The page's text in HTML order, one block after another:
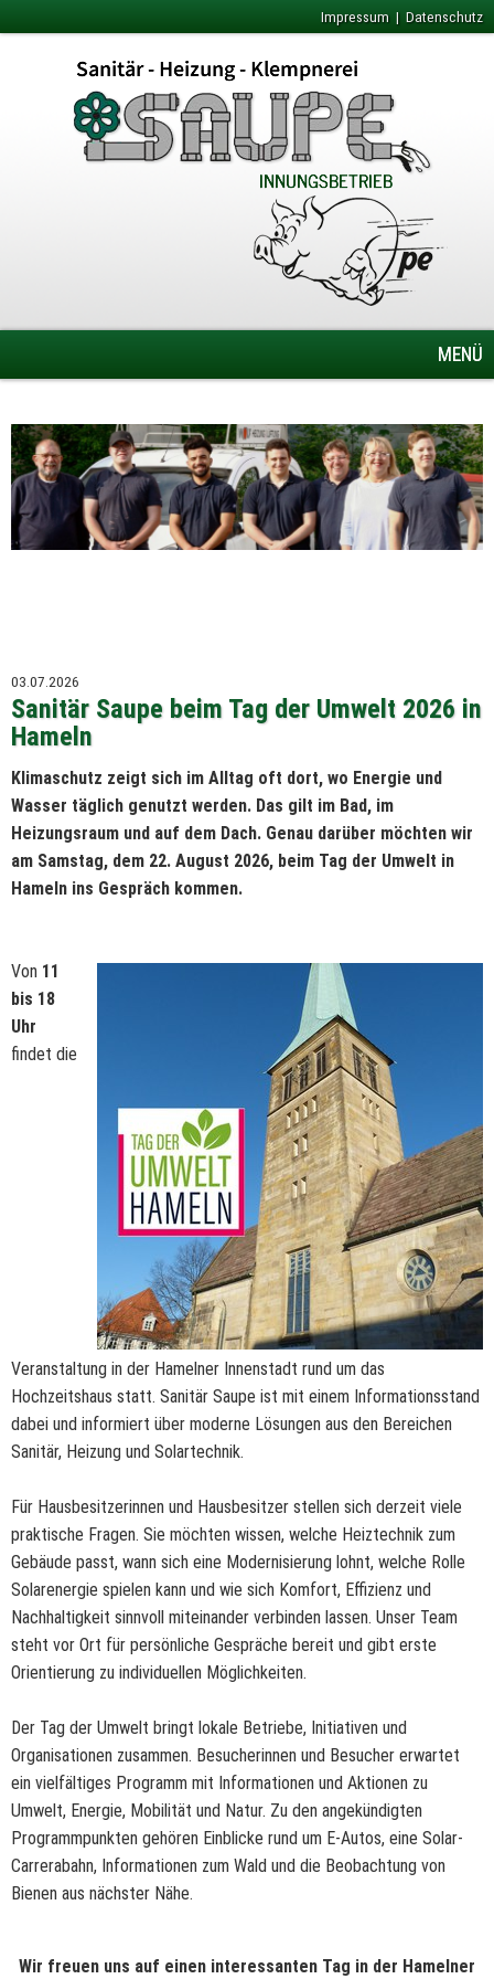
Impressum| Datenschutz
MENÜ
03.07.2026
Sanitär Saupe beim Tag der Umwelt 2026 in
Hameln
Klimaschutz zeigt sich im Alltag oft dort, wo Energie und
Wasser täglich genutzt werden. Das gilt im Bad, im
Heizungsraum und auf dem Dach. Genau darüber möchten wir
am Samstag, dem 22. August 2026, beim Tag der Umwelt in
Hameln ins Gespräch kommen.
Von 11
bis 18
Uhr
findet die
Veranstaltung in der Hamelner Innenstadt rund um das
Hochzeitshaus statt. Sanitär Saupe ist mit einem Informationsstand
dabei und informiert über moderne Lösungen aus den Bereichen
Sanitär, Heizung und Solartechnik.
Für Hausbesitzerinnen und Hausbesitzer stellen sich derzeit viele
praktische Fragen. Sie möchten wissen, welche Heiztechnik zum
Gebäude passt, wann sich eine Modernisierung lohnt, welche Rolle
Solarenergie spielen kann und wie sich Komfort, Effizienz und
Nachhaltigkeit sinnvoll miteinander verbinden lassen. Unser Team
steht vor Ort für persönliche Gespräche bereit und gibt erste
Orientierung zu individuellen Möglichkeiten.
Der Tag der Umwelt bringt lokale Betriebe, Initiativen und
Organisationen zusammen. Besucherinnen und Besucher erwartet
ein vielfältiges Programm mit Informationen und Aktionen zu
Umwelt, Energie, Mobilität und Natur. Zu den angekündigten
Programmpunkten gehören Einblicke rund um E-Autos, eine Solar-
Carrerabahn, Informationen zum Wald und die Beobachtung von
Bienen aus nächster Nähe.
Wir freuen uns auf einen interessanten Tag in der Hamelner